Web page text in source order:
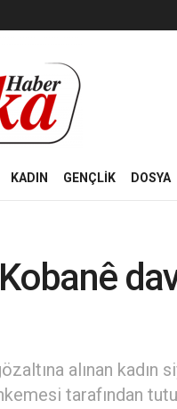
KADIN GENÇLİK DOSYA
alınan kadın
tarafından